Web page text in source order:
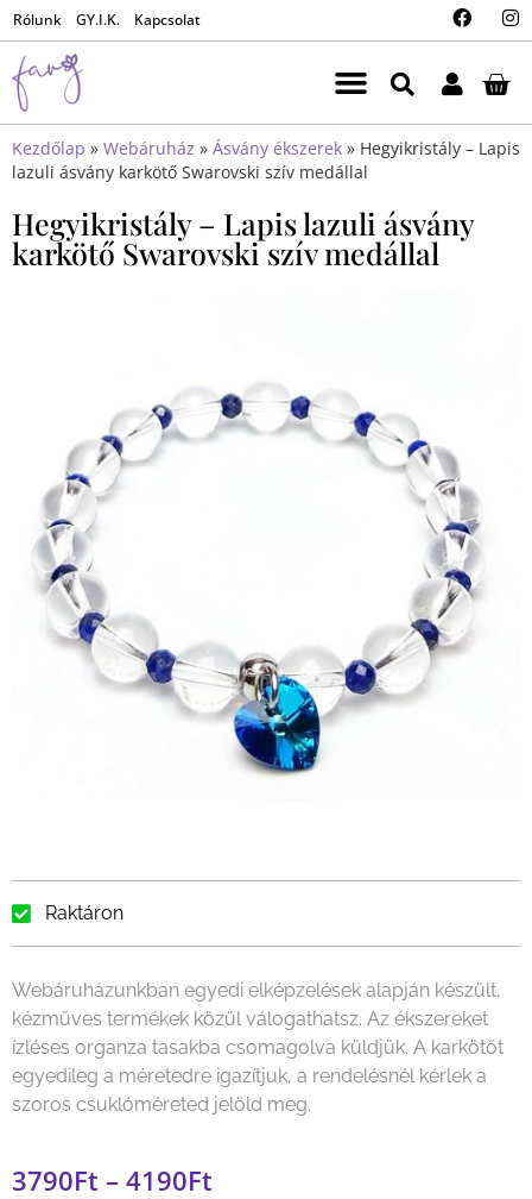
Rólunk GY.I.K. Kapcsolat
Kezdőlap » Webáruház » Ásvány ékszerek » Hegyikristály – Lapis
lazuli ásvány karkötő Swarovski szív medállal
Hegyikristály – Lapis lazuli ásvány
karkötő Swarovski szív medállal
Raktáron
Webáruházunkban egyedi elképzelések alapján készült,
kézműves termékek közül válogathatsz. Az ékszereket
ízléses organza tasakba csomagolva küldjük. A karkötőt
egyedileg a méretedre igazítjuk, a rendelésnél kérlek a
szoros csuklóméreted jelöld meg.
3790Ft – 4190Ft